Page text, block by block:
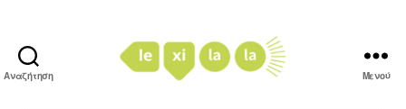
Αναζήτηση Μενού